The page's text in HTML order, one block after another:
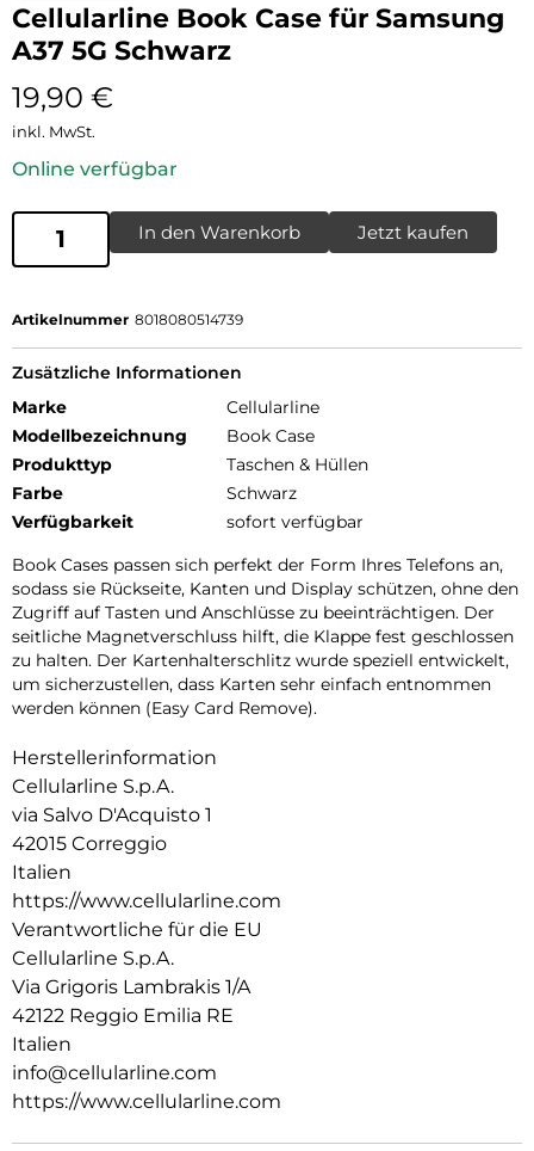
Cellularline Book Case für Samsung
A37 5G Schwarz
19,90 €
inkl. MwSt.
Online verfügbar
In den Warenkorb Jetzt kaufen
Artikelnummer 8018080514739
Zusätzliche Informationen
Marke
Cellularline
Modellbezeichnung
Book Case
Produkttyp
Taschen & Hüllen
Farbe
Schwarz
Verfügbarkeit
sofort verfügbar
Book Cases passen sich perfekt der Form Ihres Telefons an,
sodass sie Rückseite, Kanten und Display schützen, ohne den
Zugriff auf Tasten und Anschlüsse zu beeinträchtigen. Der
seitliche Magnetverschluss hilft, die Klappe fest geschlossen
zu halten. Der Kartenhalterschlitz wurde speziell entwickelt,
um sicherzustellen, dass Karten sehr einfach entnommen
werden können (Easy Card Remove).
Herstellerinformation
Cellularline S.p.A.
via Salvo D'Acquisto 1
42015 Correggio
Italien
https://www.cellularline.com
Verantwortliche für die EU
Cellularline S.p.A.
Via Grigoris Lambrakis 1/A
42122 Reggio Emilia RE
Italien
info@cellularline.com
https://www.cellularline.com